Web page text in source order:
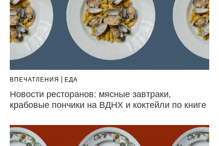
ВПЕЧАТЛЕНИЯ ЕДА
Новости ресторанов: мясные завтраки,
крабовые пончики на ВДНХ и коктейли по книге